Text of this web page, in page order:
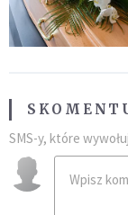
SMS-y, które